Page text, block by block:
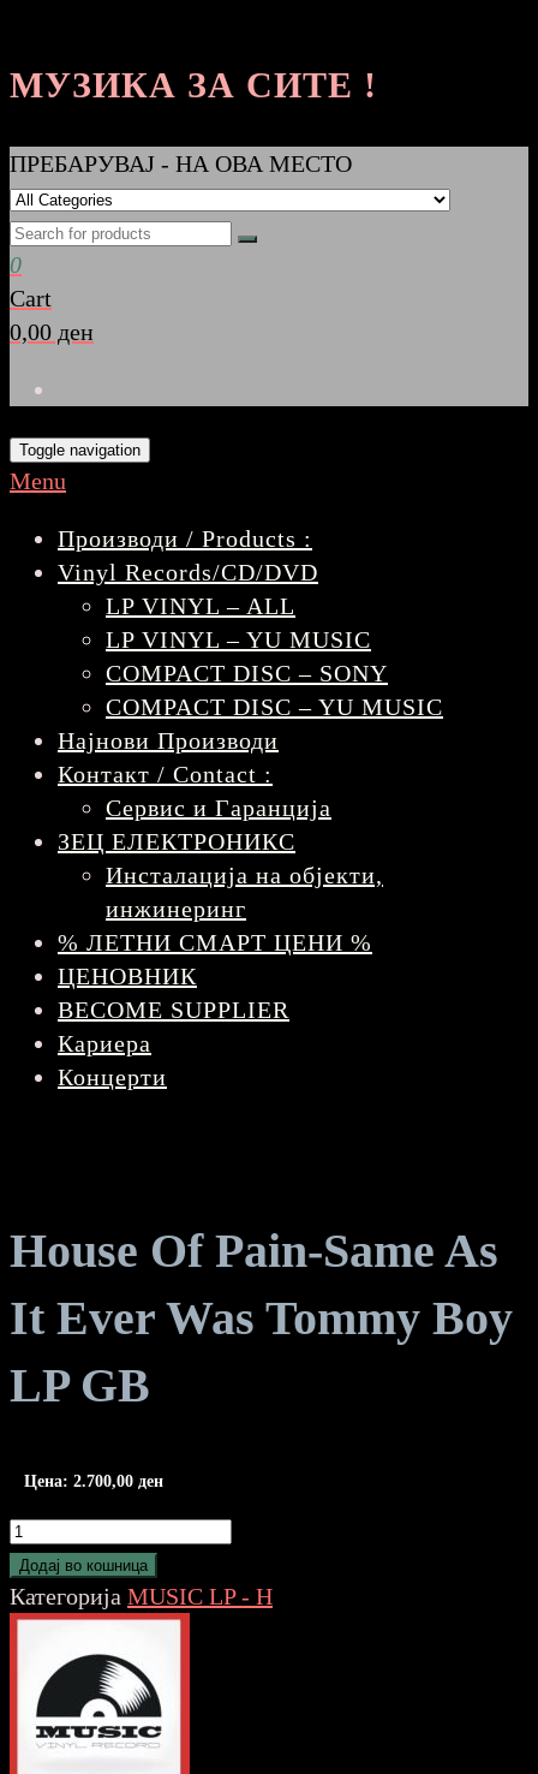
МУЗИКА ЗА СИТЕ !
ПРЕБАРУВАЈ - НА ОВА МЕСТО
0
Cart
0,00 ден
Toggle navigation
Menu
Производи / Products :
Vinyl Records/CD/DVD
LP VINYL – ALL
LP VINYL – YU MUSIC
COMPACT DISC – SONY
COMPACT DISC – YU MUSIC
Најнови Производи
Контакт / Contact :
Сервис и Гаранција
ЗЕЦ ЕЛЕКТРОНИКС
Инсталација на објекти,
инжинеринг
% ЛЕТНИ СМАРТ ЦЕНИ %
ЦЕНОВНИК
BECOME SUPPLIER
Кариера
Концерти
House Of Pain-Same As
It Ever Was Tommy Boy
LP GB
Цена: 2.700,00 ден
House
Of
Pain-
Same
Ever
Додај во кошница
Категорија MUSIC LP - H